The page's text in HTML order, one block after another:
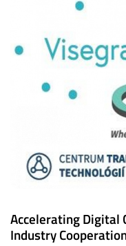
Accelerating Digital
Industry